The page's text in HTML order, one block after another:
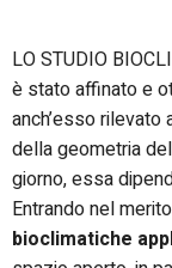
LO STUDIO
è stato affinato e
anch’esso rilevato
della geometria
giorno, essa
Entrando nel
bioclimatiche